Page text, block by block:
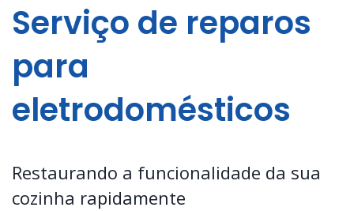
Serviço de reparos
para
eletrodomésticos
Restaurando a funcionalidade da sua
cozinha rapidamente